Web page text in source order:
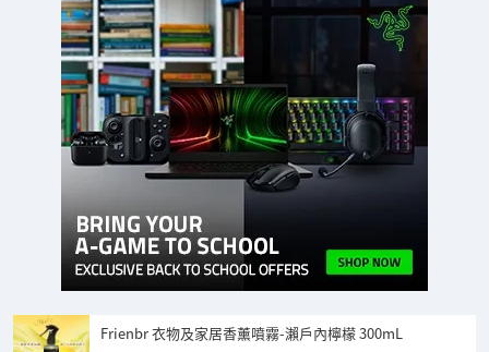
Frienbr 衣物及家居香薰噴霧-瀨戶內檸檬 300mL